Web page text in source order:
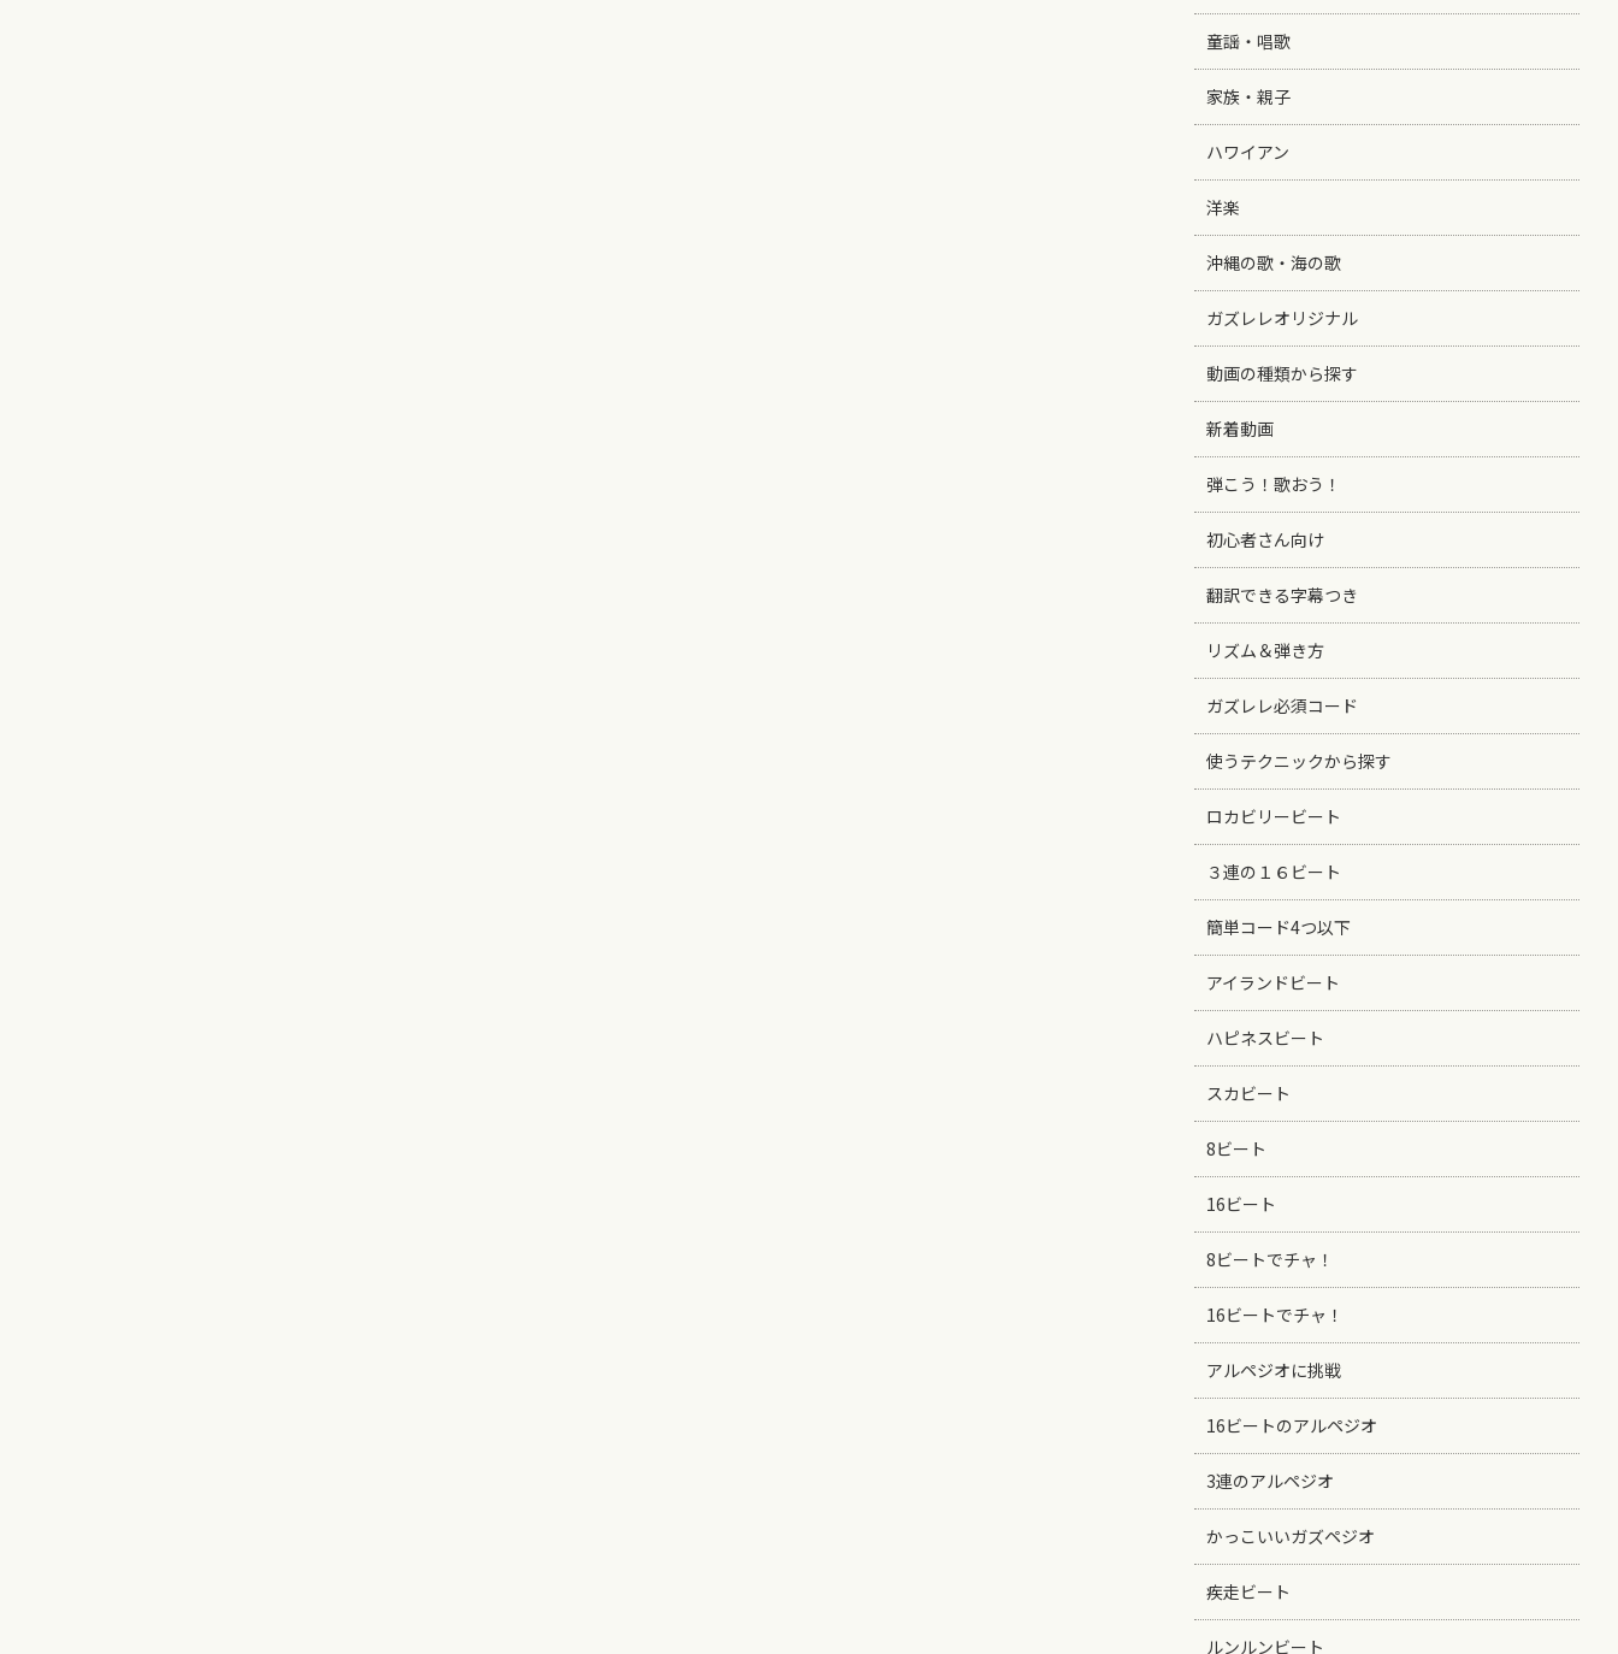
童謡・唱歌
家族・親子
ハワイアン
洋楽
沖縄の歌・海の歌
ガズレレオリジナル
動画の種類から探す
新着動画
弾こう！歌おう！
初心者さん向け
翻訳できる字幕つき
リズム＆弾き方
ガズレレ必須コード
使うテクニックから探す
ロカビリービート
３連の１６ビート
簡単コード4つ以下
アイランドビート
ハピネスビート
スカビート
8ビート
16ビート
8ビートでチャ！
16ビートでチャ！
アルペジオに挑戦
16ビートのアルペジオ
3連のアルペジオ
かっこいいガズペジオ
疾走ビート
ルンルンビート